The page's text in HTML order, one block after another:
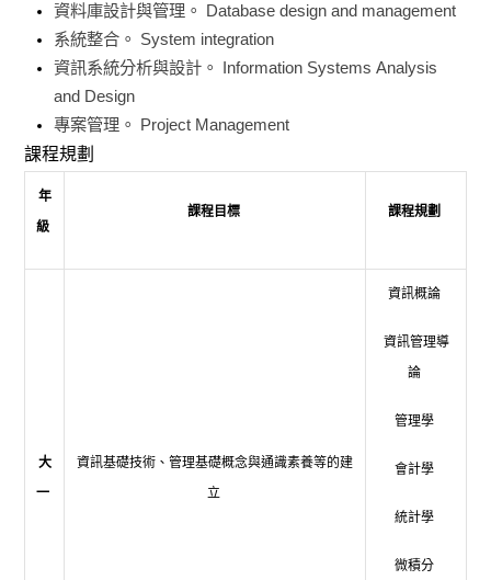
資料庫設計與管理。 Database design and management
系統整合。 System integration
資訊系統分析與設計。 Information Systems Analysis
and Design
專案管理。 Project Management
課程規劃
年
級
課程目標 課程規劃
大
一
資訊基礎技術、管理基礎概念與通識素養等的建
立
資訊概論
資訊管理導
論
管理學
會計學
統計學
微積分